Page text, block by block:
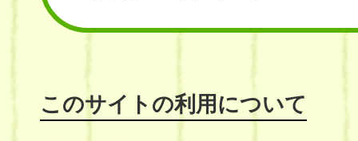
このサイトの利用について